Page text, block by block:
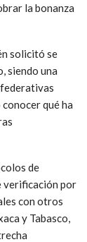
la bonanza
solicitó se
siendo una
qué ha
de
verificación por
con otros
y Tabasco,